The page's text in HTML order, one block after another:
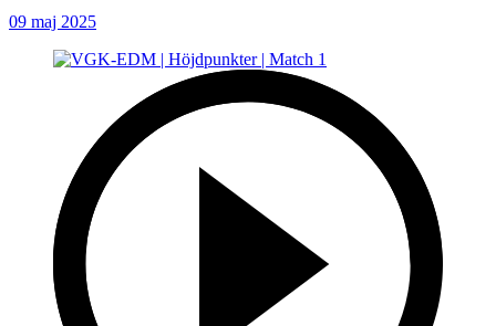
09 maj 2025